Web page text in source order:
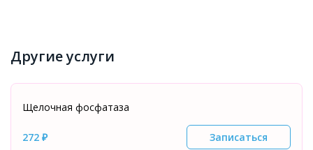
Другие услуги
Щелочная фосфатаза
272 ₽ Записаться